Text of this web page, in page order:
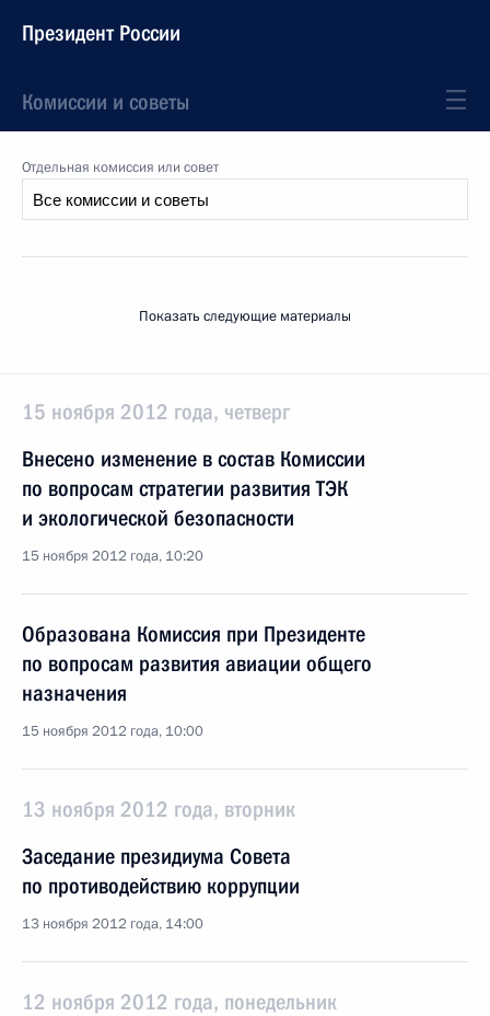
Президент России
Комиссии и советы
Отдельная комиссия или совет
Показать следующие материалы
15 ноября 2012 года, четверг
Внесено изменение в состав Комиссии
по вопросам стратегии развития ТЭК
и экологической безопасности
15 ноября 2012 года, 10:20
Образована Комиссия при Президенте
по вопросам развития авиации общего
назначения
15 ноября 2012 года, 10:00
13 ноября 2012 года, вторник
Заседание президиума Совета
по противодействию коррупции
13 ноября 2012 года, 14:00
12 ноября 2012 года, понедельник